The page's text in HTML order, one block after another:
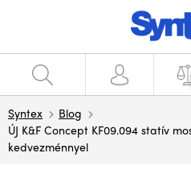
Syntex
Blog
ÚJ K&F Concept KF09.094 statív
kedvezménnyel